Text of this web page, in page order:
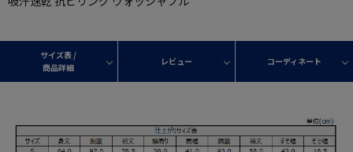
サイズ表 /
商品詳細
レビュー コーディネート